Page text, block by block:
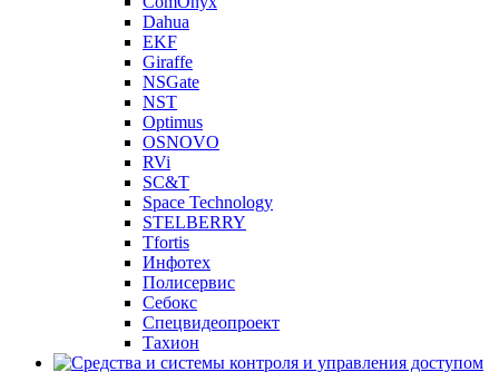
Dahua
EKF
Giraffe
NSGate
NST
Optimus
OSNOVO
RVi
SC&T
Space Technology
STELBERRY
Tfortis
Инфотех
Полисервис
Себокс
Спецвидеопроект
Тахион